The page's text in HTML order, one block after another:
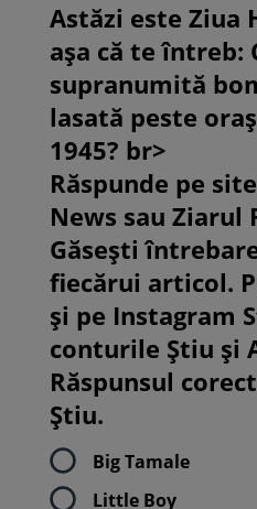
Astăzi este Ziua
așa că te întreb:
supranumită
lasată peste
1945? br>
Răspunde pe
News sau Ziarul
Găsești
fiecărui articol.
și pe Instagram
conturile Știu și
Răspunsul
Știu.
Big Tamale
Little Boy